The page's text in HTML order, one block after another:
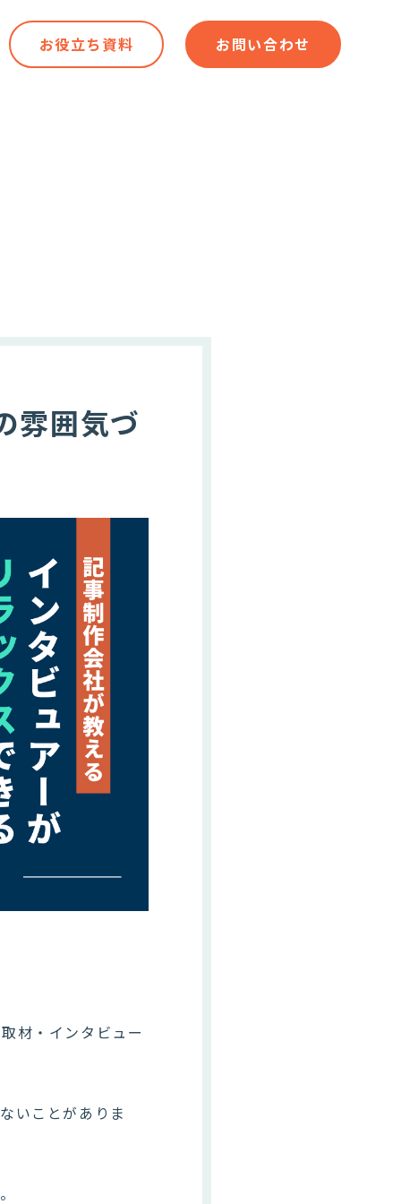
お役立ち資料 お問い合わせ
雰囲気づ
材・インタビュー
いことがありま